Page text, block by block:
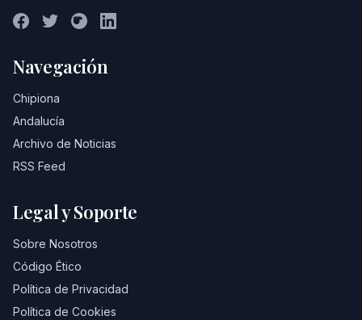
Navegación
Chipiona
Andalucía
Archivo de Noticias
RSS Feed
Legal y Soporte
Sobre Nosotros
Código Ético
Política de Privacidad
Política de Cookies